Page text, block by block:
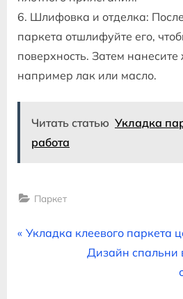
6. Шлифовка и отделка:
паркета отшлифуйте его,
поверхность. Затем
например лак или масло.
Читать статью Укладка
работа
Паркет
Навигация
P
Укладка клеевого паркета
N
Дизайн спальни